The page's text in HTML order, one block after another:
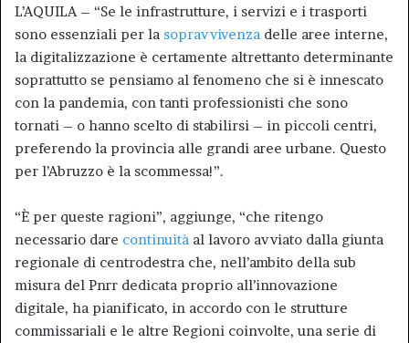
L’AQUILA – “Se le infrastrutture, i servizi e i trasporti
sono essenziali per la sopravvivenza delle aree interne,
la digitalizzazione è certamente altrettanto determinante
soprattutto se pensiamo al fenomeno che si è innescato
con la pandemia, con tanti professionisti che sono
tornati – o hanno scelto di stabilirsi – in piccoli centri,
preferendo la provincia alle grandi aree urbane. Questo
per l’Abruzzo è la scommessa!”.
“È per queste ragioni”, aggiunge, “che ritengo
necessario dare continuità al lavoro avviato dalla giunta
regionale di centrodestra che, nell’ambito della sub
misura del Pnrr dedicata proprio all’innovazione
digitale, ha pianificato, in accordo con le strutture
commissariali e le altre Regioni coinvolte, una serie di